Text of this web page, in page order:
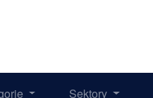
Sektory